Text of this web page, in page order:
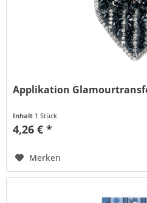
Applikation
Inhalt 1 Stück
4,26 € *
Merken